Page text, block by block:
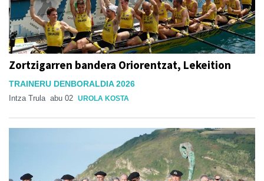
Zortzigarren bandera Oriorentzat, Lekeition
TRAINERU DENBORALDIA 2026
Intza Trula abu 02 UROLA KOSTA